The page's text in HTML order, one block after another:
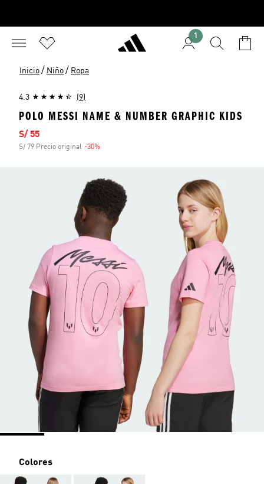
1
Inicio / Niño / Ropa
4.3 (9)
POLO MESSI NAME & NUMBER GRAPHIC KIDS
Precio de venta
S/ 55
S/ 79 Precio original -30%
Colores